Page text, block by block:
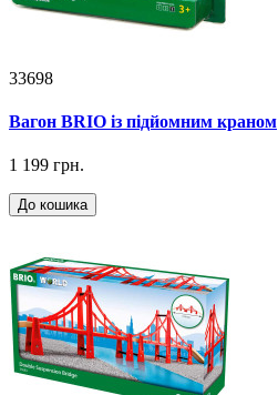
33698
Вагон BRIO із підйомним краном
1 199 грн.
До кошика